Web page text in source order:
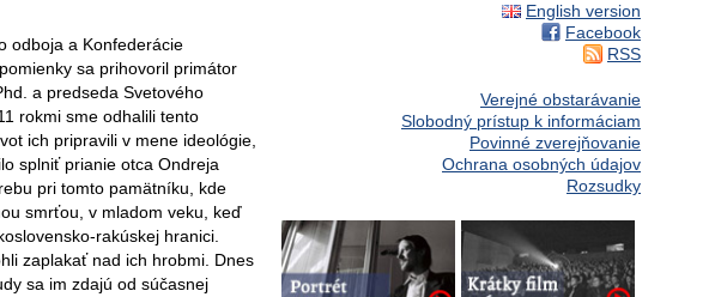
odboja a Konfederácie
sa prihovoril primátor
a predseda Svetového
rokmi sme odhalili tento
ich pripravili v mene ideológie,
splniť prianie otca Ondreja
pri tomto pamätníku, kde
smrťou, v mladom veku, keď
rakúskej hranici.
zaplakať nad ich hrobmi. Dnes
sa im zdajú od súčasnej
English version
Facebook
RSS
Verejné obstarávanie
Slobodný prístup k informáciam
Povinné zverejňovanie
Ochrana osobných údajov
Rozsudky